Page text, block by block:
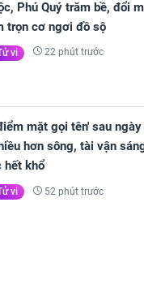
Phú Quý trăm bề, đổi
trọn cơ ngơi đồ sộ
vi 22 phút trước
mặt gọi tên' sau
hơn sông, tài vận
hết khổ
vi 52 phút trước